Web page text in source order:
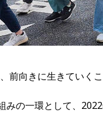
前向きに生きていく
みの一環として、